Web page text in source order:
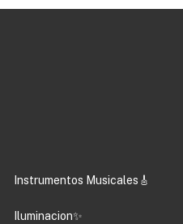
Instrumentos Musicales🎸
Iluminacion✨